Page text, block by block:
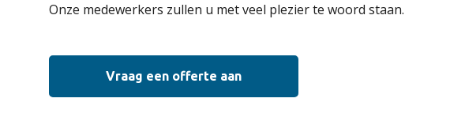
Onze medewerkers zullen u met veel plezier te woord staan.
Vraag een offerte aan